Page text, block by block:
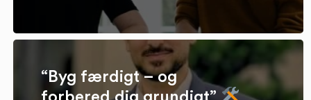
“Byg færdigt – og